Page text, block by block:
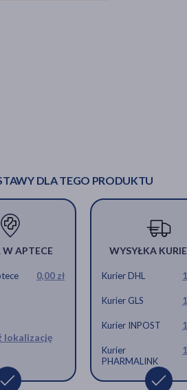
DLA TEGO PRODUKTU
W APTECE
0,00 zł
lokalizację
WYSYŁKA
Kurier DHL
Kurier GLS
Kurier INPOST
Kurier
PHARMALINK